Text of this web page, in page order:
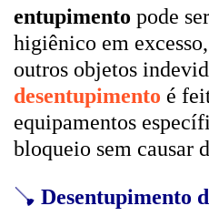
entupimento pode
higiênico em
outros objetos
desentupimento é
equipamentos
bloqueio sem causar
🪠 Desentupimento